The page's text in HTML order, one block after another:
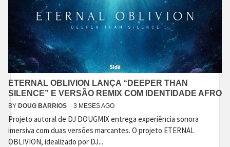
ETERNAL OBLIVION LANÇA “DEEPER THAN
SILENCE” E VERSÃO REMIX COM IDENTIDADE AFRO
BY DOUG BARRIOS 3 MESES AGO
Projeto autoral de DJ DOUGMIX entrega experiência sonora
imersiva com duas versões marcantes. O projeto ETERNAL
OBLIVION, idealizado por DJ...